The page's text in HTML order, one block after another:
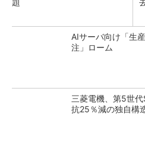
題
AIサーバ向け「生
注」ローム
三菱電機、第5世
抗25％減の独自構